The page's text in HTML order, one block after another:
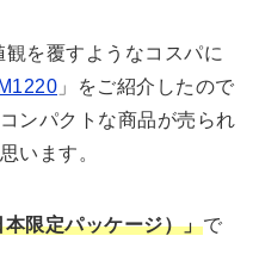
を覆すようなコスパに
」をご紹介したので
ンパクトな商品が売られ
います。
限定パッケージ）」で